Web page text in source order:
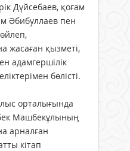
Дүйсебаев, қоғам
Әбибуллаев пен
жасаған қызметі,
адамгершілік
бөлісті.
орталығында
Машбекұлының
арналған
кітап